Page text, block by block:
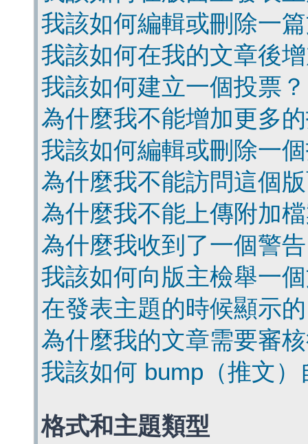
我該如何編輯或刪除一
我該如何在我的文章後
我該如何建立一個投票？
為什麼我不能增加更多
我該如何編輯或刪除一
為什麼我不能訪問這個
為什麼我不能上傳附加
為什麼我收到了一個警
我該如何向版主檢舉一
在發表主題的時候顯示
為什麼我的文章需要審
我該如何 bump（推文
格式和主題類型